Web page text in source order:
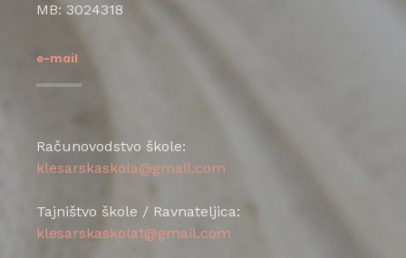
MB: 3024318
e-mail
Računovodstvo škole:
klesarskaskola@gmail.com
Tajništvo škole / Ravnateljica:
klesarskaskola1@gmail.com